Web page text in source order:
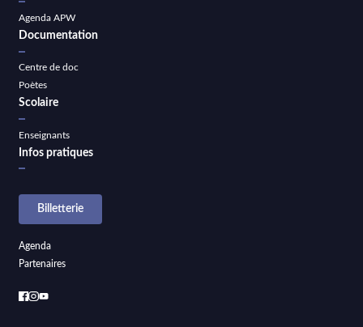
Agenda APW
Documentation
Centre de doc
Poètes
Scolaire
Enseignants
Infos pratiques
Billetterie
Agenda
Partenaires